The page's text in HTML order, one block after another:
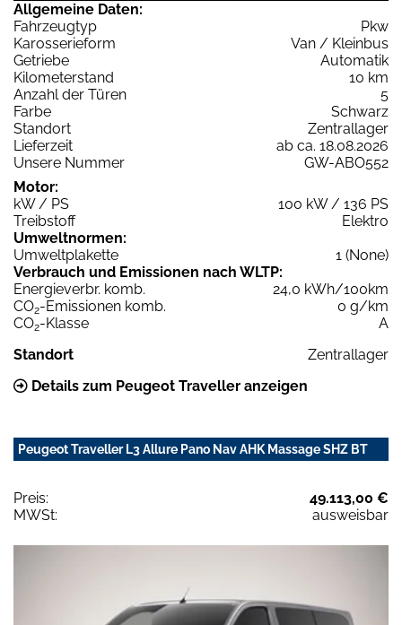
Allgemeine Daten:
Fahrzeugtyp
Pkw
Karosserieform
Van / Kleinbus
Getriebe
Automatik
Kilometerstand
10 km
Anzahl der Türen
5
Farbe
Schwarz
Standort
Zentrallager
Lieferzeit
ab ca. 18.08.2026
Unsere Nummer
GW-ABO552
Motor:
kW / PS
100 kW / 136 PS
Treibstoff
Elektro
Umweltnormen:
Umweltplakette
1 (None)
Verbrauch und Emissionen nach WLTP:
Energieverbr. komb.
24,0 kWh/100km
CO2-Emissionen komb.
0 g/km
CO2-Klasse
A
Standort
Zentrallager
Details zum Peugeot Traveller anzeigen
Peugeot Traveller L3 Allure Pano Nav AHK Massage SHZ BT
Preis:
49.113,00 €
MWSt:
ausweisbar